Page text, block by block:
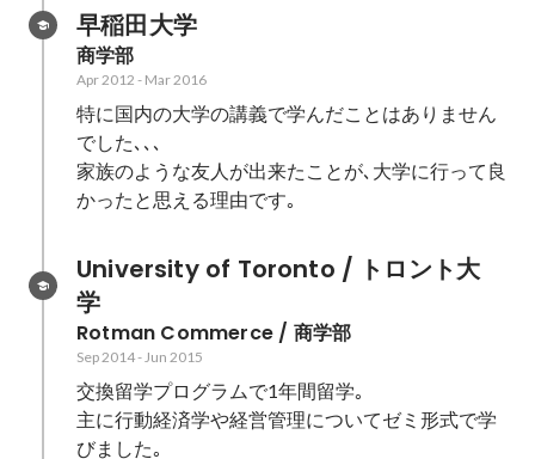
決定に関わる｡
早稲田大学
商学部
Apr 2012 - Mar 2016
特に国内の大学の講義で学んだことはありません
でした､､､
家族のような友人が出来たことが､大学に行って良
かったと思える理由です｡
University of Toronto / トロント大
学
Rotman Commerce / 商学部
Sep 2014- Jun 2015
交換留学プログラムで1年間留学｡
主に行動経済学や経営管理についてゼミ形式で学
びました｡